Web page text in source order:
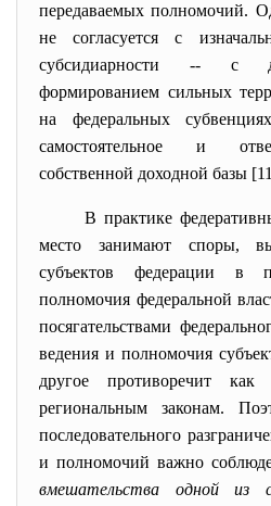
передаваемых полномочий.
не согласуется с
субсидиарности -- с
формированием сильных
на федеральных
самостоятельное и
собственной доходной базы
В практике
место занимают споры,
субъектов федерации в
полномочия федеральной
посягательствами
ведения и полномочия
другое противоречит
региональным законам.
последовательного
и полномочий важно
вмешательства одной из